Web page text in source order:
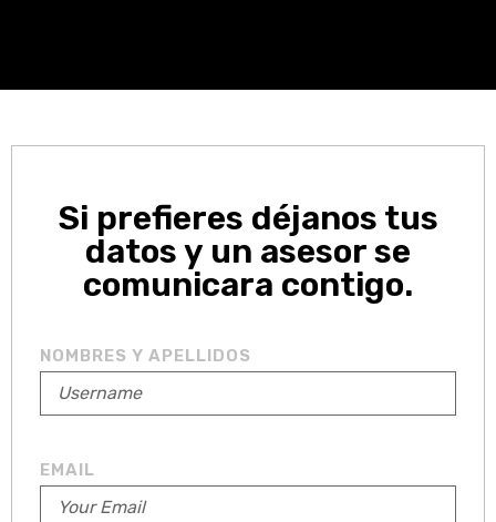
Si prefieres déjanos tus
datos y un asesor se
comunicara contigo.
NOMBRES Y APELLIDOS
EMAIL